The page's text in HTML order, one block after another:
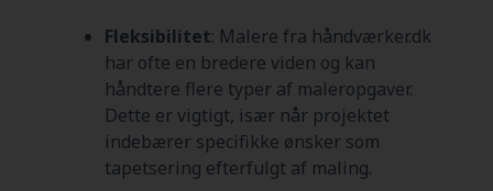
Fleksibilitet: Malere fra håndværker.dk
har ofte en bredere viden og kan
håndtere flere typer af maleropgaver.
Dette er vigtigt, især når projektet
indebærer specifikke ønsker som
tapetsering efterfulgt af maling.